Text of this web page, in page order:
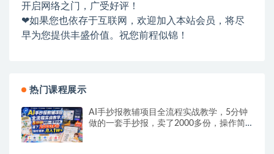
开启网络之门，广受好评！
❤如果您也依存于互联网，欢迎加入本站会员，将尽
早为您提供丰盛价值。祝您前程似锦！
热门课程展示
AI手抄报教辅项目全流程实战教学，5分钟
做的一套手抄报，卖了2000多份，操作简